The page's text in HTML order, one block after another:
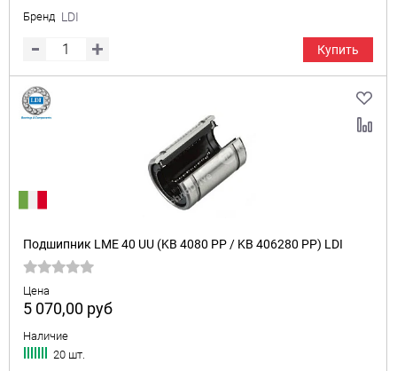
Бренд LDI
Купить
Подшипник LME 40 UU (KB 4080 PP / KB 406280 PP) LDI
Цена
5 070,00 руб
Наличие
20 шт.